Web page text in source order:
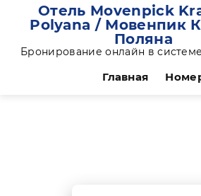
Отель Movenpick
Polyana / Мовенпик
Поляна
Бронирование онлайн в системе
Главная